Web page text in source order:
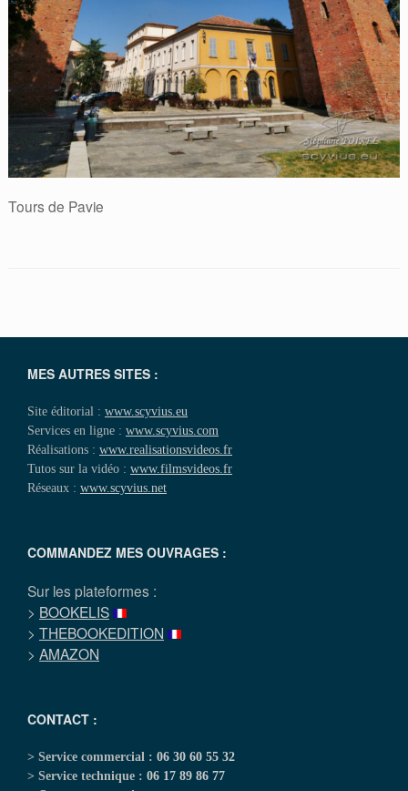
Tours de Pavie
MES AUTRES SITES :
Site éditorial : www.scyvius.eu
Services en ligne : www.scyvius.com
Réalisations : www.realisationsvideos.fr
Tutos sur la vidéo : www.filmsvideos.fr
Réseaux : www.scyvius.net
COMMANDEZ MES OUVRAGES :
Sur les plateformes :
> BOOKELIS
> THEBOOKEDITION
> AMAZON
CONTACT :
> Service commercial : 06 30 60 55 32
> Service technique : 06 17 89 86 77